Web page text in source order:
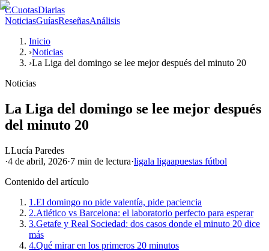
CCuotasDiarias
NoticiasGuíasReseñasAnálisis
Inicio
›Noticias
›La Liga del domingo se lee mejor después del minuto 20
Noticias
La Liga del domingo se lee mejor después
del minuto 20
LLucía Paredes
·4 de abril, 2026·7 min de lectura·ligala ligaapuestas fútbol
Contenido del artículo
1.El domingo no pide valentía, pide paciencia
2.Atlético vs Barcelona: el laboratorio perfecto para esperar
3.Getafe y Real Sociedad: dos casos donde el minuto 20 dice
más
4.Qué mirar en los primeros 20 minutos